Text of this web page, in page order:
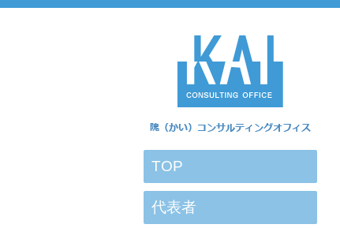
TOP
代表者